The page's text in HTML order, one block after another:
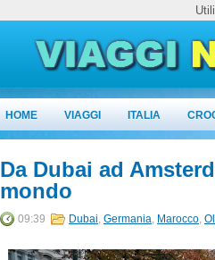
HOME VIAGGI ITALIA
Da Dubai ad
mondo
09:39 Dubai, Germania, Marocco,